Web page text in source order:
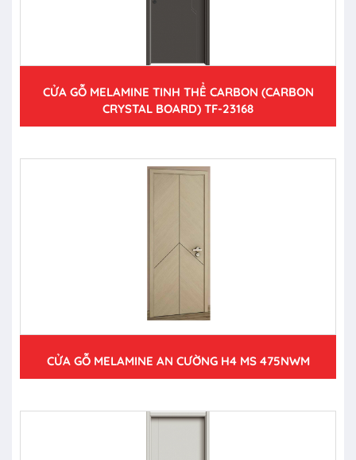
CỬA GỖ MELAMINE TINH THỂ CARBON (CARBON
CRYSTAL BOARD) TF-23168
CỬA GỖ MELAMINE AN CƯỜNG H4 MS 475NWM